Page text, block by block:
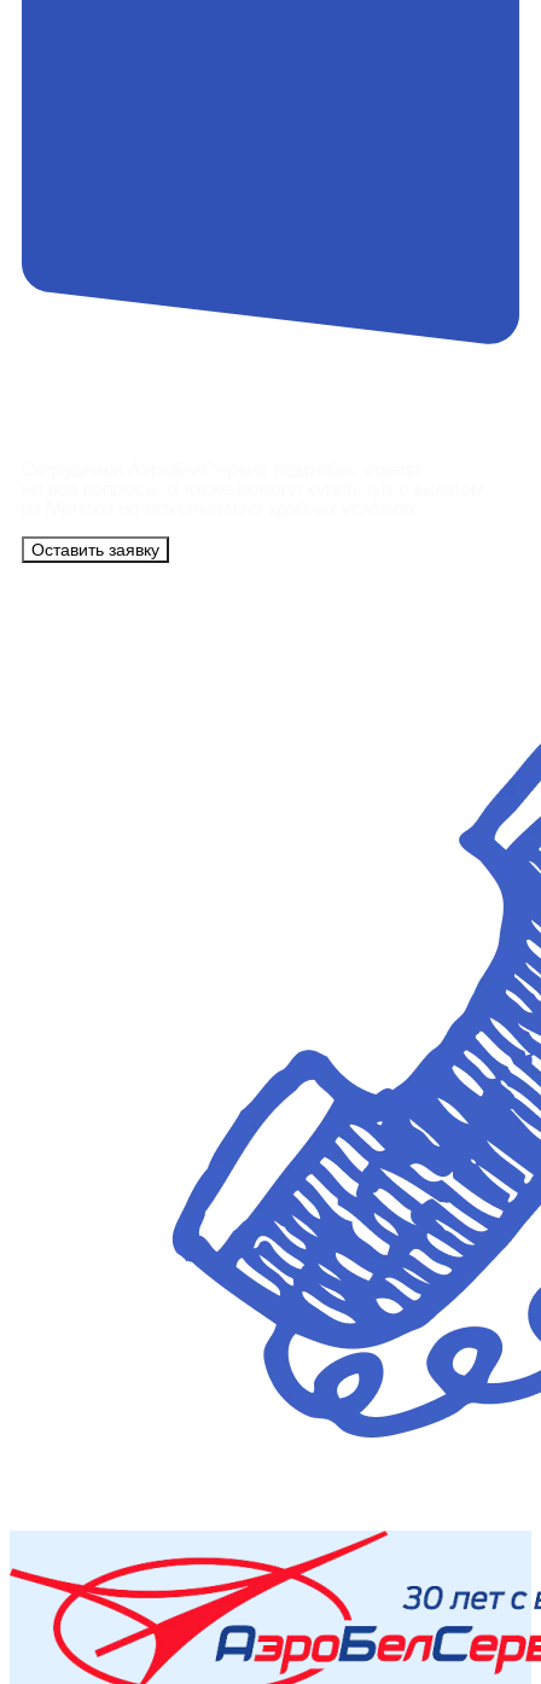
Оставить заявку